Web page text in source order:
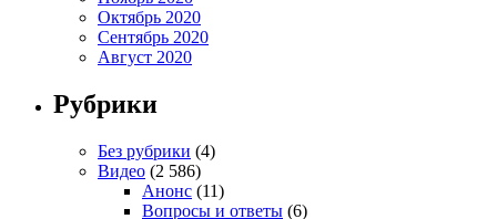
Октябрь 2020
Сентябрь 2020
Август 2020
Рубрики
Без рубрики (4)
Видео (2 586)
Анонс (11)
Вопросы и ответы (6)